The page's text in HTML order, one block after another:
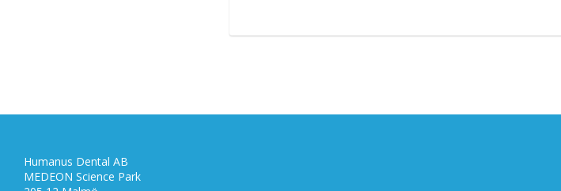
Humanus Dental AB
MEDEON Science Park